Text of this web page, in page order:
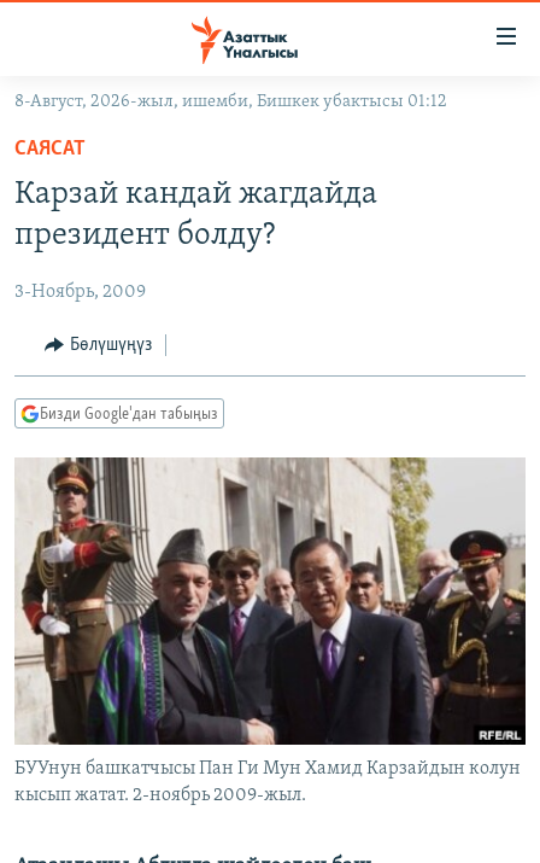
Навигацияга
өтүңүз
Издөөгө
салыңызКЫРГЫЗСТАН
ЭКОНОМИКА
МАДАНИЯТ
ДҮЙНӨ
БОРБОР АЗИЯ
УКРАИНА
АТАЙЫН ИЛИКТӨӨ
ТВ ПРОГРАММАЛАР
ЭКСПЕРТТЕР ТАЛДАЙТ
БИЗ ЖАНА ДҮЙНӨ
ДАНИСТЕ
ЭЖЕ-СИҢДИЛЕР
АЗАТТЫК+
ЫҢГАЙСЫЗ СУРООЛОР
ӨЗГӨЧӨ ПИКИР
Русский
ОНЛАЙН ШЕРИНЕ
ЭЕ/АРнун бардык сайттары
8-Август, 2026-жыл, ишемби, Бишкек убактысы 01:12
САЯСАТ
Карзай кандай жагдайда
президент болду?
3-Ноябрь, 2009
Бөлүшүңүз
Бизди Google'дан табыңыз
БУУнун башкатчысы Пан Ги Мун Хамид Карзайдын колун
кысып жатат. 2-ноябрь 2009-жыл.